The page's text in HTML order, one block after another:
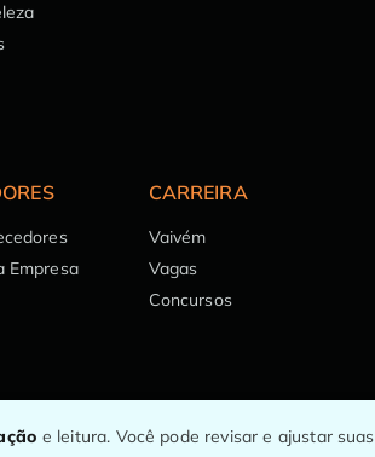
Empresa
CARREIRA
Vaivém
Vagas
Concursos
e leitura. Você pode revisar e ajustar suas